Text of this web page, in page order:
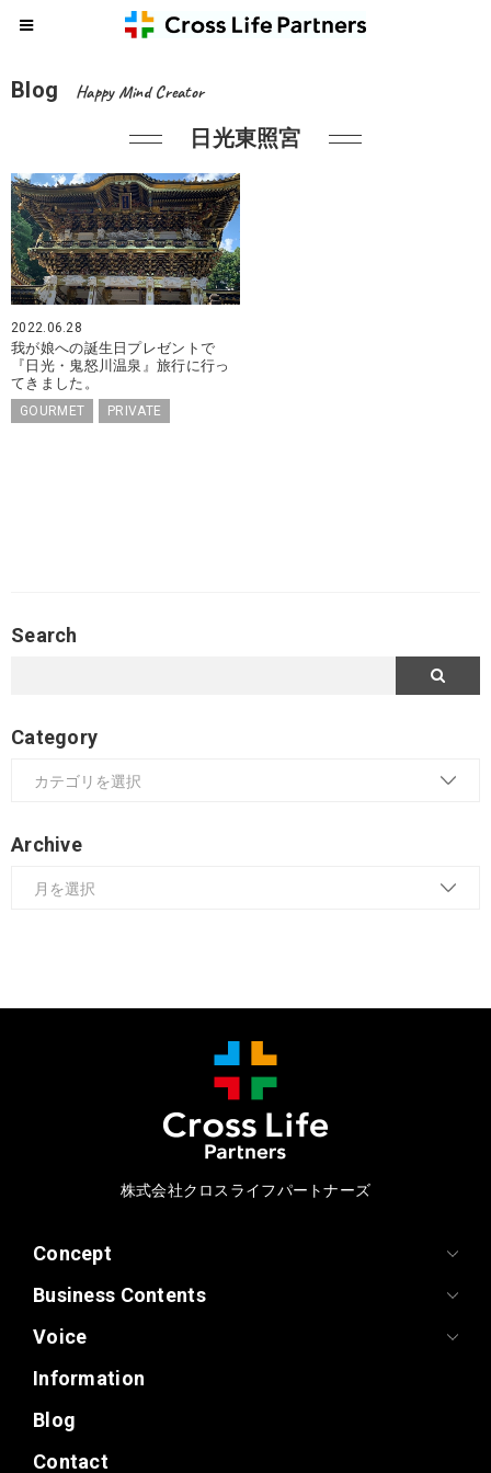
Blog Happy Mind Creator
日光東照宮
2022.06.28
我が娘への誕生日プレゼントで
『日光・鬼怒川温泉』旅行に行っ
てきました。
GOURMET PRIVATE
Search
Category
Archive
株式会社クロスライフパートナーズ
Concept
Business Contents
Voice
Information
Blog
Contact